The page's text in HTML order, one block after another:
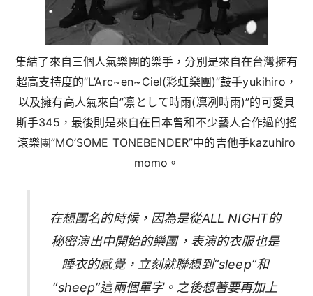
集結了來自三個人氣樂團的樂手，分別是來自在台灣擁有
超高支持度的”L’Arc~en~Ciel(彩虹樂團)”鼓手yukihiro，
以及擁有高人氣來自”凛として時雨(凜冽時雨)”的可愛貝
斯手345，最後則是來自在日本曾和不少藝人合作過的搖
滾樂團”MO’SOME TONEBENDER”中的吉他手kazuhiro
momo。
在想團名的時候，因為是從ALL NIGHT的
秘密演出中開始的樂團，表演的衣服也是
睡衣的感覺，立刻就聯想到“sleep”和
“sheep”這兩個單字。之後想著要再加上